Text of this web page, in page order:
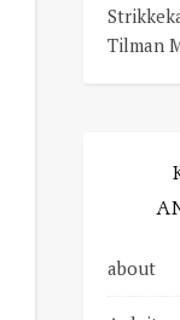
Tilman
about